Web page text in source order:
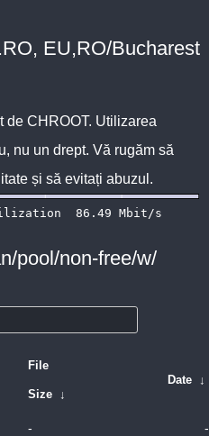
EU,RO/Bucharest
de CHROOT. Utilizarea
nu un drept. Vă rugăm să
și să evitați abuzul.
pool/non-free/w/
File
Size ↓
Date ↓
- -